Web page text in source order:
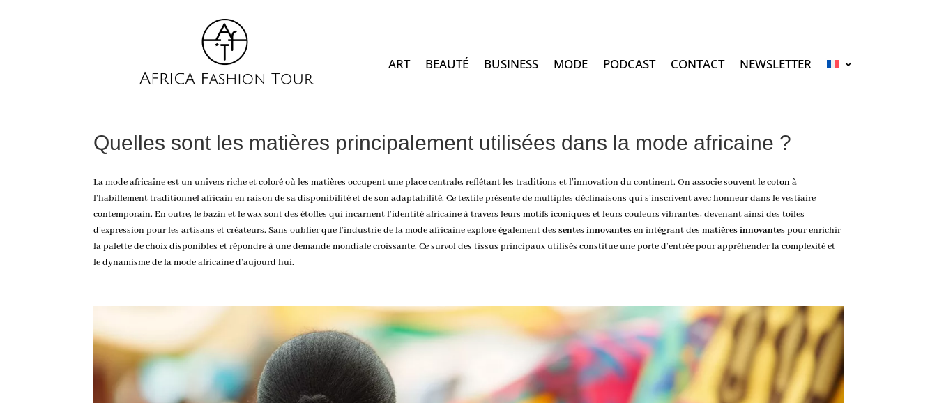
ART BEAUTÉ BUSINESS MODE PODCAST CONTACT NEWSLETTER
Quelles sont les matières principalement utilisées dans la mode africaine ?
Lamode africaineest un univers riche et coloré où les matières occupent une place centrale, reflétant les traditions et l’innovation du continent. On associe souvent lecotonà
l’habillement traditionnel africain en raison de sa disponibilité et de son adaptabilité. Ce textile présente de multiples déclinaisons qui s’inscrivent avec honneur dans le vestiaire
contemporain. En outre, le bazin et le wax sont des étoffes qui incarnent l’identité africaine à travers leurs motifs iconiques et leurs couleurs vibrantes, devenant ainsi des toiles
d’expression pour les artisans et créateurs. Sans oublier que l’industrie de lamode africaineexplore également dessentes innovantesen intégrant desmatières innovantespour enrichir
la palette de choix disponibles et répondre à une demande mondiale croissante. Ce survol des tissus principaux utilisés constitue une porte d’entrée pour appréhender la complexité et
le dynamisme de la mode africaine d’aujourd’hui.